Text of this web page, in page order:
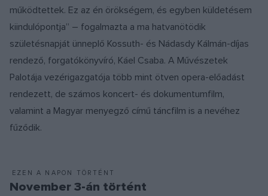
működtettek. Ez az én örökségem, és egyben küldetésem
kiindulópontja” – fogalmazta a ma hatvanötödik
születésnapját ünneplő Kossuth- és Nádasdy Kálmán-díjas
rendező, forgatókönyvíró, Káel Csaba. A Művészetek
Palotája vezérigazgatója több mint ötven opera-előadást
rendezett, de számos koncert- és dokumentumfilm,
valamint a Magyar menyegző című táncfilm is a nevéhez
fűződik.
EZEN A NAPON TÖRTÉNT
November 3-án történt